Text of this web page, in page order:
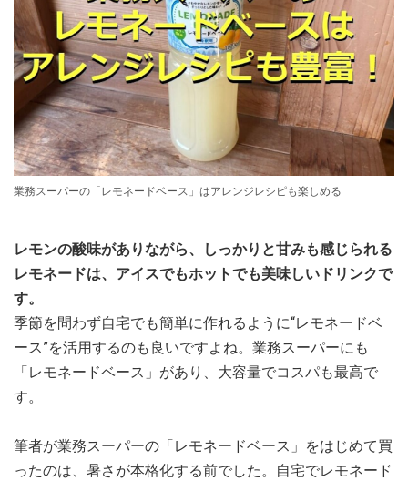
業務スーパーの「レモネードベース」はアレンジレシピも楽しめる
レモンの酸味がありながら、しっかりと甘みも感じられる
レモネードは、アイスでもホットでも美味しいドリンクで
す。
季節を問わず自宅でも簡単に作れるように“レモネードベ
ース”を活用するのも良いですよね。業務スーパーにも
「レモネードベース」があり、大容量でコスパも最高で
す。
筆者が業務スーパーの「レモネードベース」をはじめて買
ったのは、暑さが本格化する前でした。自宅でレモネード